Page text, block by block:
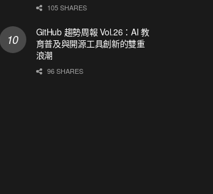
105 SHARES
GitHub 趨勢周報 Vol.26：AI 教
育普及與開源工具創新的雙重
浪潮
96 SHARES